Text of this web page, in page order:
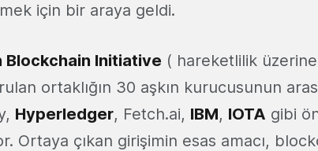
için bir araya geldi.
Blockchain Initiative ( hareketlilik
ortaklığın 30 aşkın kurucusunun
Hyperledger, Fetch.ai, IBM, IOTA gibi
Ortaya çıkan girişimin esas amacı,